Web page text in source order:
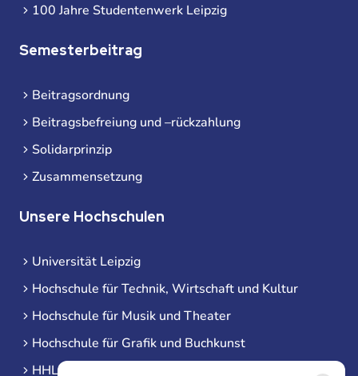
100 Jahre Studentenwerk Leipzig
Semesterbeitrag
Beitragsordnung
Beitragsbefreiung und –rückzahlung
Solidarprinzip
Zusammensetzung
Unsere Hochschulen
Universität Leipzig
Hochschule für Technik, Wirtschaft und Kultur
Hochschule für Musik und Theater
Hochschule für Grafik und Buchkunst
HHL Leipzig